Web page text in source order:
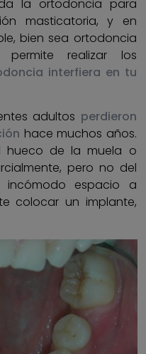
la ortodoncia para
masticatoria, y en
bien sea ortodoncia
realizar los
interfiera en tu
adultos perdieron
hace muchos años.
hueco de la muela o
pero no del
espacio a
colocar un implante,